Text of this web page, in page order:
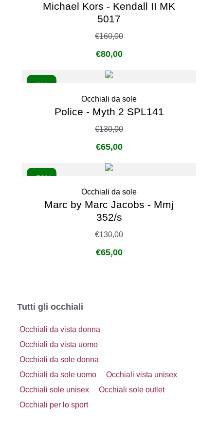
Michael Kors - Kendall II MK
5017
€160,00
€80,00
- 50%
Occhiali da sole
Police - Myth 2 SPL141
€130,00
€65,00
- 50%
Occhiali da sole
Marc by Marc Jacobs - Mmj
352/s
€130,00
€65,00
Tutti gli occhiali
Occhiali da vista donna
Occhiali da vista uomo
Occhiali da sole donna
Occhiali da sole uomo
Occhiali vista unisex
Occhiali sole unisex
Occhiali sole outlet
Occhiali per lo sport